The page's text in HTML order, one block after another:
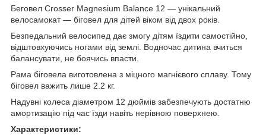
Беговел Crosser Magnesium Balance 12 — унікальний
велосамокат — біговел для дітей віком від двох років.
Безпедальний велосипед дає змогу дітям їздити самостійно,
відштовхуючись ногами від землі. Водночас дитина вчиться
балансувати, не боячись впасти.
Рама біговела виготовлена з міцного магнієвого сплаву. Тому
біговел важить лише 2.2 кг.
Надувні колеса діаметром 12 дюймів забезпечують достатню
амортизацію під час їзди навіть нерівною поверхнею.
Характеристики: